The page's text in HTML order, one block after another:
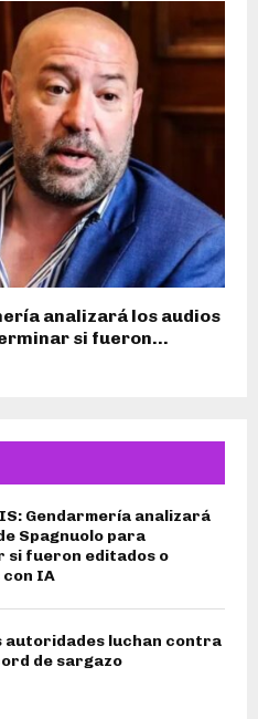
analizará los audios
si fueron...
Gendarmería analizará
Spagnuolo para
si fueron editados o
con IA
autoridades luchan contra
de sargazo